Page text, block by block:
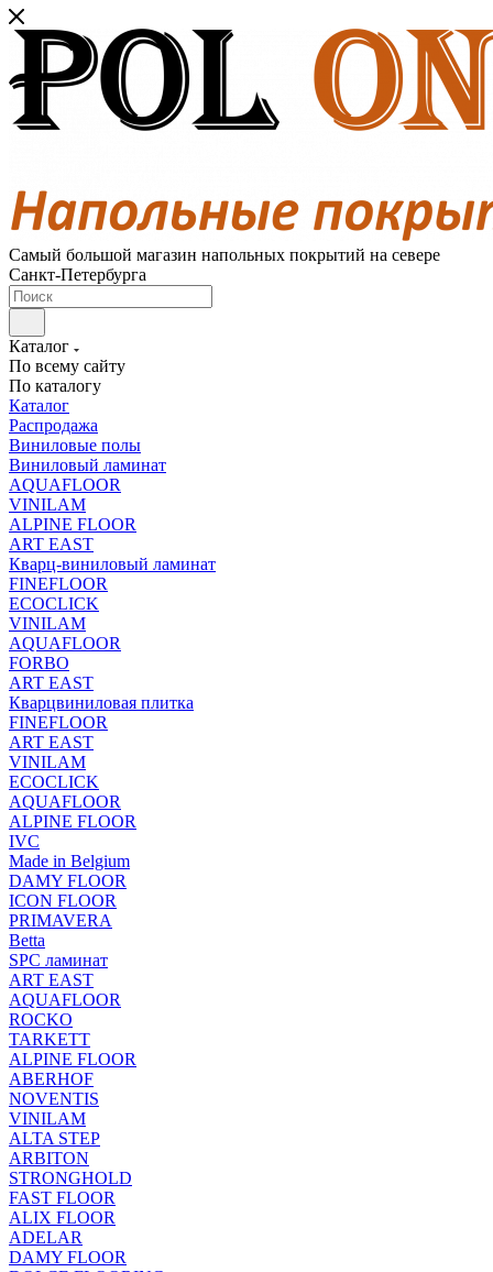
Самый большой магазин напольных покрытий на севере
Санкт-Петербурга
Каталог
По всему сайту
По каталогу
Каталог
Распродажа
Виниловые полы
Виниловый ламинат
AQUAFLOOR
VINILAM
ALPINE FLOOR
ART EAST
Кварц-виниловый ламинат
FINEFLOOR
ECOCLICK
VINILAM
AQUAFLOOR
FORBO
ART EAST
Кварцвиниловая плитка
FINEFLOOR
ART EAST
VINILAM
ECOCLICK
AQUAFLOOR
ALPINE FLOOR
IVC
Made in Belgium
DAMY FLOOR
ICON FLOOR
PRIMAVERA
Betta
SPC ламинат
ART EAST
AQUAFLOOR
ROCKO
TARKETT
ALPINE FLOOR
ABERHOF
NOVENTIS
VINILAM
ALTA STEP
ARBITON
STRONGHOLD
FAST FLOOR
ALIX FLOOR
ADELAR
DAMY FLOOR